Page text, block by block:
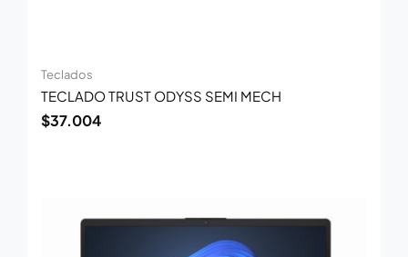
Teclados
TECLADO TRUST ODYSS SEMI MECH
$37.004